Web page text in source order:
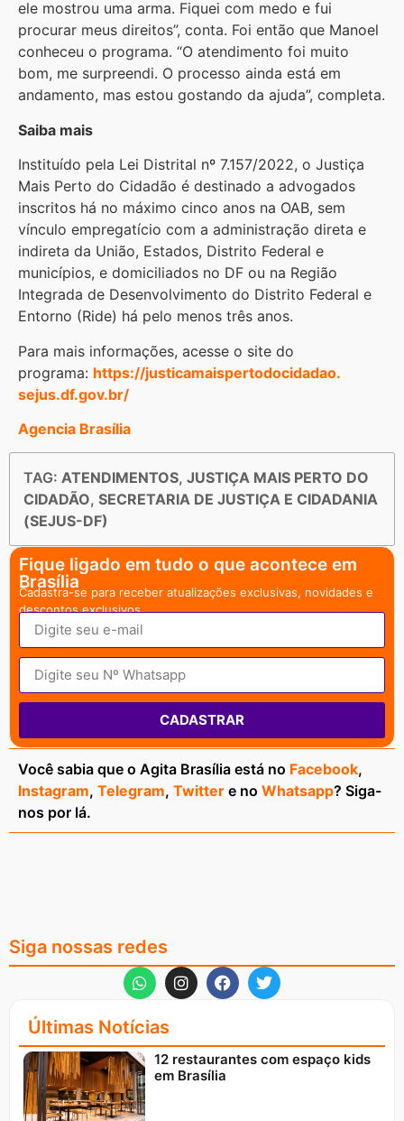
ele mostrou uma arma. Fiquei com medo e fui
procurar meus direitos”, conta. Foi então que Manoel
conheceu o programa. “O atendimento foi muito
bom, me surpreendi. O processo ainda está em
andamento, mas estou gostando da ajuda”, completa.
Saiba mais
Instituído pela Lei Distrital nº 7.157/2022, o Justiça
Mais Perto do Cidadão é destinado a advogados
inscritos há no máximo cinco anos na OAB, sem
vínculo empregatício com a administração direta e
indireta da União, Estados, Distrito Federal e
municípios, e domiciliados no DF ou na Região
Integrada de Desenvolvimento do Distrito Federal e
Entorno (Ride) há pelo menos três anos.
Para mais informações, acesse o site do
programa: https://justicamaispertodocidadao.
sejus.df.gov.br/
Agencia Brasília
TAG: ATENDIMENTOS, JUSTIÇA MAIS PERTO DO
CIDADÃO, SECRETARIA DE JUSTIÇA E CIDADANIA
(SEJUS-DF)
Fique ligado em tudo o que acontece em
Brasília
Cadastra-se para receber atualizações exclusivas, novidades e
descontos exclusivos.
CADASTRAR
Você sabia que o Agita Brasília está no Facebook,
Instagram, Telegram, Twitter e no Whatsapp? Siga-
nos por lá.
Siga nossas redes
Últimas Notícias
12 restaurantes com espaço kids
em Brasília